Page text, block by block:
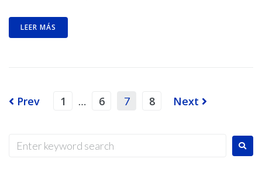
LEER MÁS
Prev 1 … 6 7 8 Next